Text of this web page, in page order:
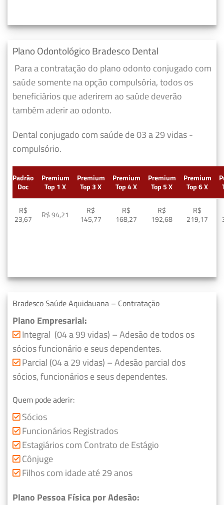
Plano Odontológico Bradesco Dental
Para a contratação do plano odonto conjugado com
saúde somente na opção compulsória, todos os
beneficiários que aderirem ao saúde deverão
também aderir ao odonto.
Dental conjugado com saúde de 03 a 29 vidas -
compulsório.
Padrão
Doc
Premium
Top 1 X
Premium
Top 3 X
Premium
Top 4 X
Premium
Top 5 X
Premium
Top 6 X
R$
23,67
R$ 94,21
R$
145,77
R$
168,27
R$
192,68
R$
219,17
Bradesco Saúde Aquidauana – Contratação
Plano Empresarial:
Integral (04 a 99 vidas) – Adesão de todos os
sócios funcionário e seus dependentes.
Parcial (04 a 29 vidas) – Adesão parcial dos
sócios, funcionários e seus dependentes.
Quem pode aderir:
Sócios
Funcionários Registrados
Estagiários com Contrato de Estágio
Cônjuge
Filhos com idade até 29 anos
Plano Pessoa Física por Adesão: